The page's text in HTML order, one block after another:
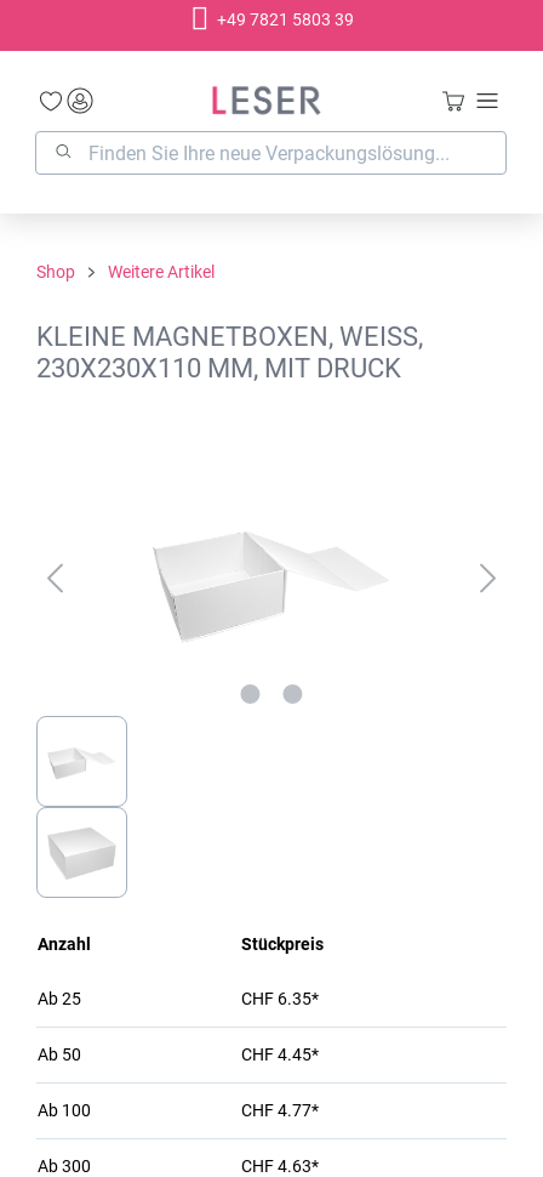
+49 7821 5803 39
Shop Weitere Artikel
KLEINE MAGNETBOXEN, WEISS,
230X230X110 MM, MIT DRUCK
Anzahl Stückpreis
Ab25 CHF 6.35*
Ab 50 CHF 4.45*
Ab 100 CHF 4.77*
Ab300 CHF 4.63*